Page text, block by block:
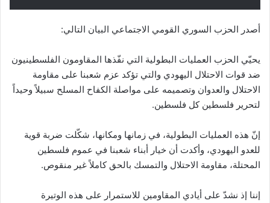
أصدر الحزب السوري القومي الاجتماعي البيان التالي:
يحيّي الحزب العمليات البطولية التي نفّذها المقاومون الفلسطينيون
ضد قوات الاحتلال اليهودي والتي تؤكد عزم شعبنا على مقاومة
الاحتلال والعدوان وتصميمه على مواصلة الكفاح المسلح سبيلاً وحيداً
لتحرير فلسطين كل فلسطين.
إنّ هذه العمليات البطولية، في زمانها ومكانها، شكّلت ضربة قوية
للعدو اليهودي، وأكدت أن خيار أبناء شعبنا في عموم فلسطين
المحتلة، مقاومة الاحتلال والتمسك بالحق كاملاً غير منقوص.
إننا إذ نشدّ على أيادي المقاومين للاستمرار على هذه الوتيرة